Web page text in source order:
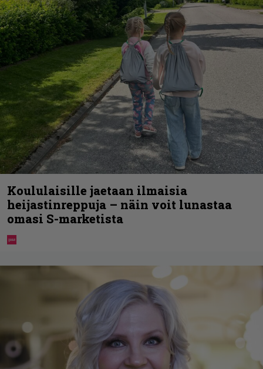
Koululaisille jaetaan ilmaisia
heijastinreppuja – näin voit lunastaa
omasi S-marketista